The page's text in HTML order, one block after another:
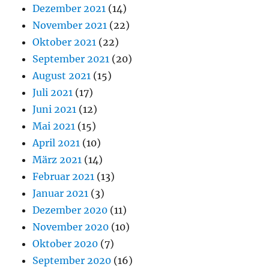
Dezember 2021 (14)
November 2021 (22)
Oktober 2021 (22)
September 2021 (20)
August 2021 (15)
Juli 2021 (17)
Juni 2021 (12)
Mai 2021 (15)
April 2021 (10)
März 2021 (14)
Februar 2021 (13)
Januar 2021 (3)
Dezember 2020 (11)
November 2020 (10)
Oktober 2020 (7)
September 2020 (16)